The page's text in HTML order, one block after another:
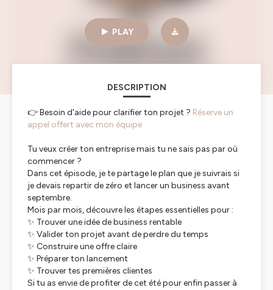
PLAY
DESCRIPTION
👉 Besoin d'aide pour clarifier ton projet ? Réserve un
appel offert avec mon équipe
Tu veux créer ton entreprise mais tu ne sais pas par où
commencer ?
Dans cet épisode, je te partage le plan que je suivrais si
je devais repartir de zéro et lancer un business avant
septembre.
Mois par mois, découvre les étapes essentielles pour :
✨ Trouver une idée de business rentable
✨ Valider ton projet avant de perdre du temps
✨ Construire une offre claire
✨ Préparer ton lancement
✨ Trouver tes premières clientes
Si tu as envie de profiter de cet été pour enfin passer à